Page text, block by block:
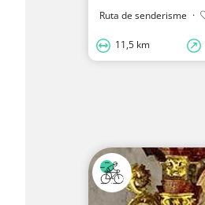
Ruta de senderisme ·
11,5 km